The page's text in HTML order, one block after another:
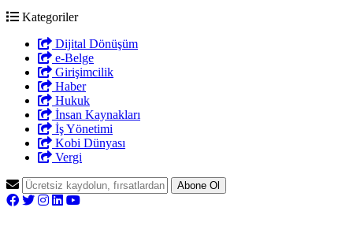
Kategoriler
Dijital Dönüşüm
e-Belge
Girişimcilik
Haber
Hukuk
İnsan Kaynakları
İş Yönetimi
Kobi Dünyası
Vergi
Abone Ol